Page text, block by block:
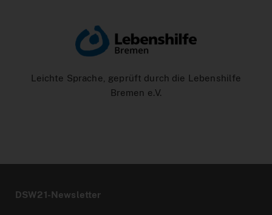
Leichte Sprache, geprüft durch die Lebenshilfe
Bremen e.V.
DSW21-Newsletter